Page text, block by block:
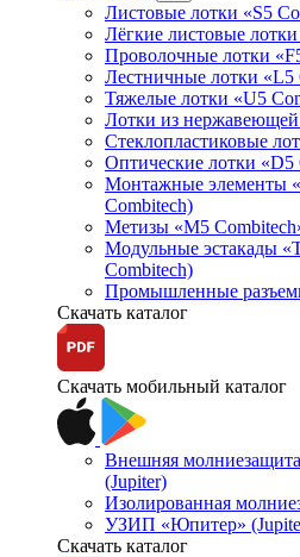
Листовые лотки «S5
Лёгкие листовые
Проволочные лотки
Лестничные лотки «L5
Тяжелые лотки «U5
Лотки из нержавеющей
Стеклопластиковые
Оптические лотки «D5
Монтажные элементы
Combitech)
Метизы «M5
Модульные эстакады
Combitech)
Промышленные
Скачать каталог
Скачать мобильный каталог
Внешняя
(Jupiter)
Изолированная
УЗИП «Юпитер»
Скачать каталог